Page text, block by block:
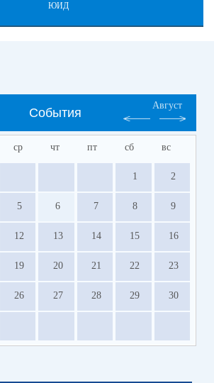
ЮИД
События
Август
ср чт пт сб вс
1 2
5 6 7 8 9
12 13 14 15 16
19 20 21 22 23
26 27 28 29 30